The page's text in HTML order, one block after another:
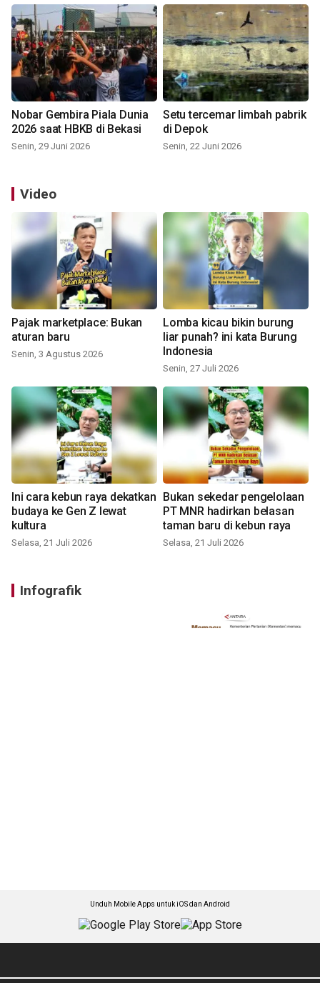
Nobar Gembira Piala Dunia
2026 saat HBKB di Bekasi
Senin, 29 Juni 2026
Setu tercemar limbah pabrik
di Depok
Senin, 22 Juni 2026
Video
Pajak marketplace: Bukan
aturan baru
Senin, 3 Agustus 2026
Lomba kicau bikin burung
liar punah? ini kata Burung
Indonesia
Senin, 27 Juli 2026
Ini cara kebun raya dekatkan
budaya ke Gen Z lewat
kultura
Selasa, 21 Juli 2026
Bukan sekedar pengelolaan
PT MNR hadirkan belasan
taman baru di kebun raya
Selasa, 21 Juli 2026
Infografik
Unduh Mobile Apps untuk iOS dan Android